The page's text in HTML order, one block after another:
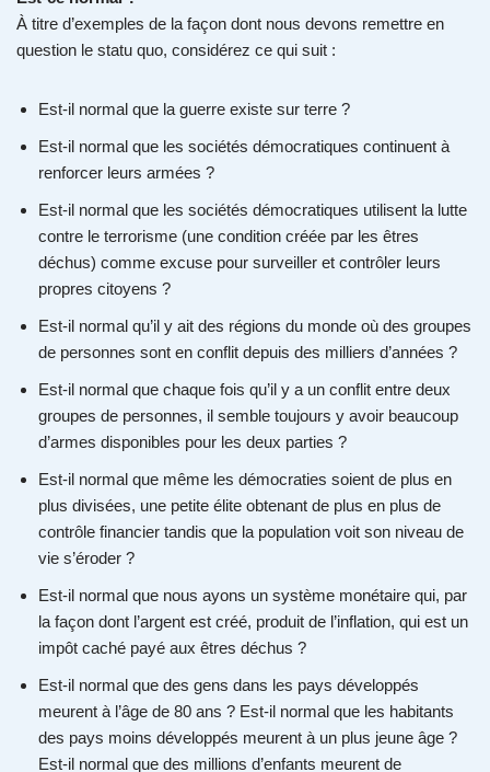
À titre d’exemples de la façon dont nous devons remettre en
question le statu quo, considérez ce qui suit :
Est-il normal que la guerre existe sur terre ?
Est-il normal que les sociétés démocratiques continuent à
renforcer leurs armées ?
Est-il normal que les sociétés démocratiques utilisent la lutte
contre le terrorisme (une condition créée par les êtres
déchus) comme excuse pour surveiller et contrôler leurs
propres citoyens ?
Est-il normal qu’il y ait des régions du monde où des groupes
de personnes sont en conflit depuis des milliers d’années ?
Est-il normal que chaque fois qu’il y a un conflit entre deux
groupes de personnes, il semble toujours y avoir beaucoup
d’armes disponibles pour les deux parties ?
Est-il normal que même les démocraties soient de plus en
plus divisées, une petite élite obtenant de plus en plus de
contrôle financier tandis que la population voit son niveau de
vie s’éroder ?
Est-il normal que nous ayons un système monétaire qui, par
la façon dont l’argent est créé, produit de l’inflation, qui est un
impôt caché payé aux êtres déchus ?
Est-il normal que des gens dans les pays développés
meurent à l’âge de 80 ans ? Est-il normal que les habitants
des pays moins développés meurent à un plus jeune âge ?
Est-il normal que des millions d’enfants meurent de